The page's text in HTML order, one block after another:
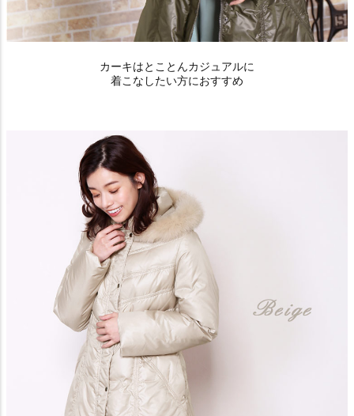
カーキはとことんカジュアルに
着こなしたい方におすすめ